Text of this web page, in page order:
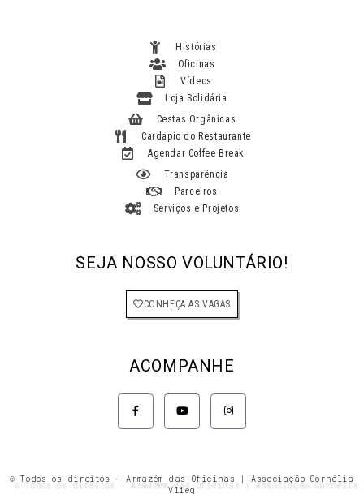
Histórias
Oficinas
Vídeos
Loja Solidária
Cestas Orgânicas
Cardapio do Restaurante
Agendar Coffee Break
Transparência
Parceiros
Serviços e Projetos
SEJA NOSSO VOLUNTÁRIO!
CONHEÇA AS VAGAS
ACOMPANHE
F
a
c
e
-
Y
o
u
t
I
n
s
t
m
© Todos os direitos - Armazém das Oficinas | Associação Cornélia
Vlieg